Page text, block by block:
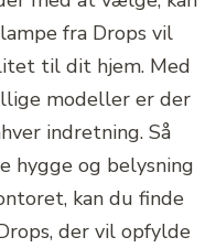
fra Drops vil
til dit hjem. Med
modeller er der
indretning. Så
hygge og belysning
kan du finde
der vil opfylde